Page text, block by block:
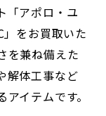
「アポロ・ユ
をお買取いた
を兼ね備えた
解体工事など
イテムです。